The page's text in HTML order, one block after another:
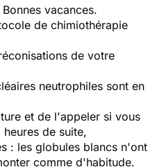
vacances.
de chimiothérapie
de votre
neutrophiles sont en
et de l'appeler si vous
de suite,
: les globules blancs n'ont
comme d'habitude.